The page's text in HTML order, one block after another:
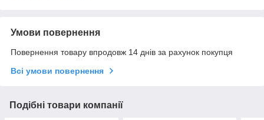
Умови повернення
Повернення товару впродовж 14 днів за рахунок покупця
Всі умови повернення
Подібні товари компанії